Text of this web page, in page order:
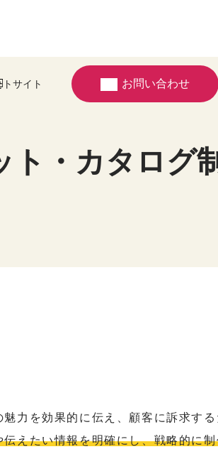
サイト お問い合わせ
ト・カタログ
力を効果的に伝え、顧客に訴求す
伝えたい情報を明確にし、戦略的に